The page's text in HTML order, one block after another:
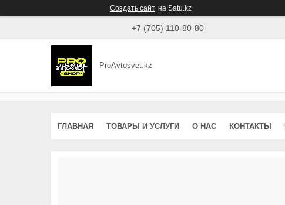
Создать сайт на Satu.kz
+7 (705) 110-80-80
ProAvtosvet.kz
ГЛАВНАЯ ТОВАРЫ И УСЛУГИ О НАС КОНТАКТЫ